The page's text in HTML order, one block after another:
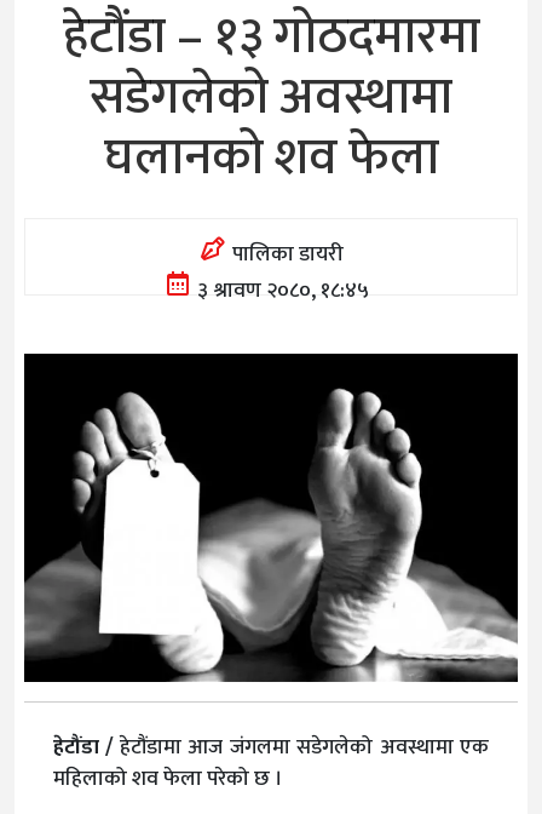
हेटौंडा – १३ गोठदमारमा
सडेगलेको अवस्थामा
घलानको शव फेला
पालिका डायरी
३ श्रावण २०८०, १८:४५
हेटौंडा /हेटौंडामा आज जंगलमा सडेगलेको अवस्थामा एक
महिलाको शव फेला परेको छ ।